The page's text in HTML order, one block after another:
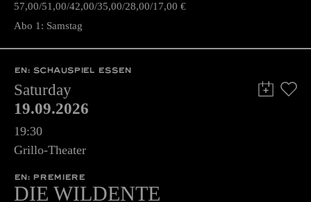
57,00 51,00 42,00 35,00 28,00 17,00 €
Abo 1: Samstag
EN: SCHAUSPIEL ESSEN
Saturday
19.09.2026
19:30
Grillo-Theater
EN: PREMIERE
DIE WILDENTE